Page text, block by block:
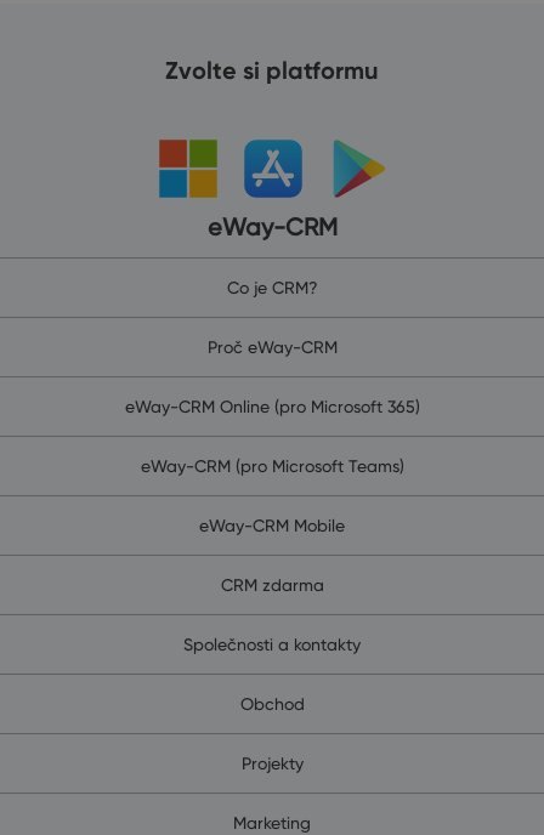
Zvolte si platformu
eWay-CRM
Co je CRM?
Proč eWay-CRM
eWay-CRM Online (pro Microsoft 365)
eWay-CRM (pro Microsoft Teams)
eWay-CRM Mobile
CRM zdarma
Společnosti a kontakty
Obchod
Projekty
Marketing